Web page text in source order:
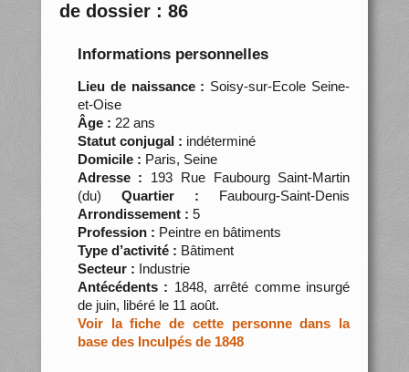
de dossier : 86
Informations personnelles
Lieu de naissance : Soisy-sur-Ecole Seine-
et-Oise
Âge : 22 ans
Statut conjugal : indéterminé
Domicile : Paris, Seine
Adresse : 193 Rue Faubourg Saint-Martin
(du) Quartier : Faubourg-Saint-Denis
Arrondissement : 5
Profession : Peintre en bâtiments
Type d’activité : Bâtiment
Secteur : Industrie
Antécédents : 1848, arrêté comme insurgé
de juin, libéré le 11 août.
Voir la fiche de cette personne dans la
base des Inculpés de 1848